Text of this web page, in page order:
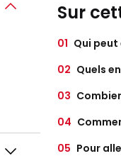
Sur
01 Qui peut
02 Quels
03
04
05 Pour